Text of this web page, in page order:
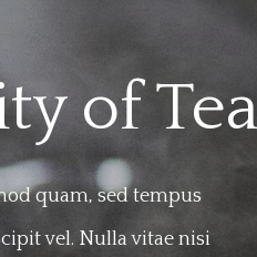
of Tea
quam, sed tempus
vel. Nulla vitae nisi